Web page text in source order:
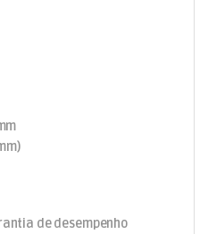
de desempenho